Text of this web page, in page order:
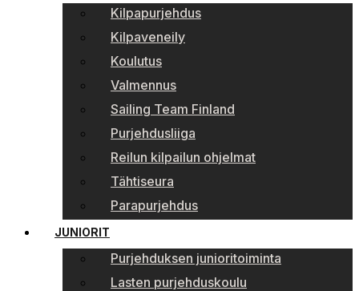
Kilpapurjehdus
Kilpaveneily
Koulutus
Valmennus
Sailing Team Finland
Purjehdusliiga
Reilun kilpailun ohjelmat
Tähtiseura
Parapurjehdus
JUNIORIT
Purjehduksen junioritoiminta
Lasten purjehduskoulu